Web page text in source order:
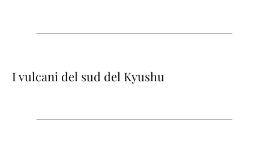
I vulcani del sud del Kyushu